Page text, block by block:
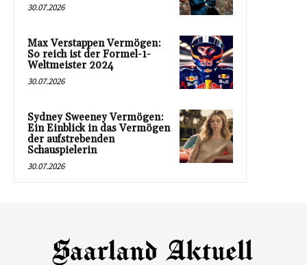
30.07.2026
Max Verstappen Vermögen:
So reich ist der Formel-1-
Weltmeister 2024
30.07.2026
Sydney Sweeney Vermögen:
Ein Einblick in das Vermögen
der aufstrebenden
Schauspielerin
30.07.2026